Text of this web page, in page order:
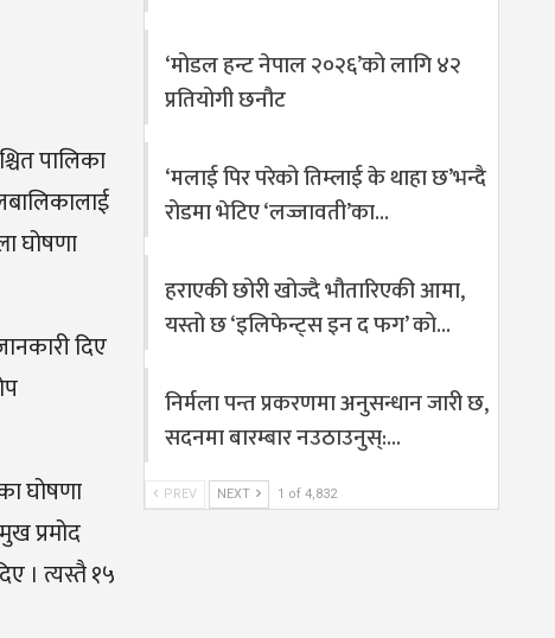
पालिका
घोषणा
दिए
घोषणा
प्रमोद
। त्यस्तै १५
‘मोडल हन्ट नेपाल २०२६’को लागि ४२
प्रतियोगी छनौट
‘मलाई पिर परेको तिम्लाई के थाहा छ’भन्दै
रोडमा भेटिए ‘लज्जावती’का…
हराएकी छोरी खोज्दै भौतारिएकी आमा,
यस्तो छ ‘इलिफेन्ट्स इन द फग’ को…
निर्मला पन्त प्रकरणमा अनुसन्धान जारी छ,
सदनमा बारम्बार नउठाउनुस्:…
PREV NEXT 1 of 4,832